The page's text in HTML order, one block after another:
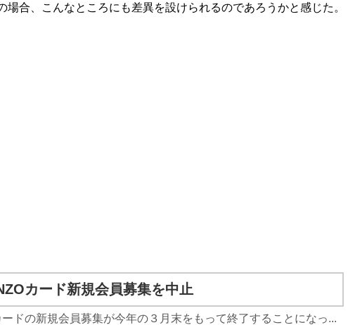
場合、こんなところにも差異を設けられるのであろうかと感じた。
カード新規会員募集を中止
ドの新規会員募集が今年の３月末をもって終了することになっ...